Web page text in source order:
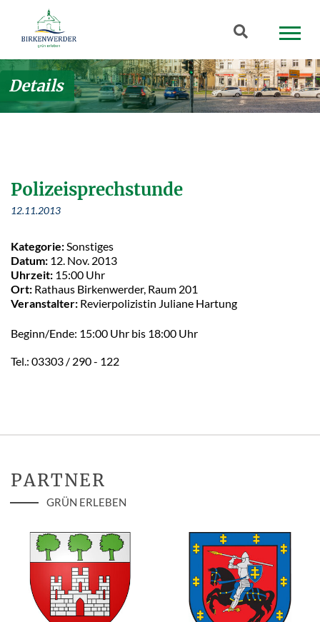
Zum Hauptinhalt springen
Suchbegriff
Details
Polizeisprechstunde
12.11.2013
Kategorie: Sonstiges
Datum: 12. Nov. 2013
Uhrzeit: 15:00 Uhr
Ort: Rathaus Birkenwerder, Raum 201
Veranstalter: Revierpolizistin Juliane Hartung
Beginn/Ende: 15:00 Uhr bis 18:00 Uhr
Tel.: 03303 / 290 - 122
PARTNER
GRÜN ERLEBEN